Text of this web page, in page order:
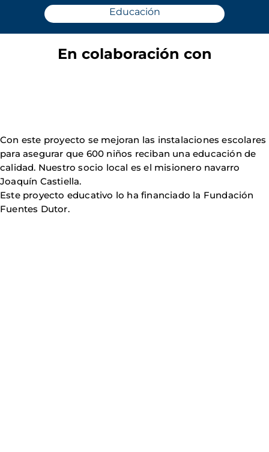
Educación
En colaboración con
Con este proyecto se mejoran las instalaciones escolares
para asegurar que 600 niños reciban una educación de
calidad. Nuestro socio local es el misionero navarro
Joaquín Castiella.
Este proyecto educativo lo ha financiado la Fundación
Fuentes Dutor.